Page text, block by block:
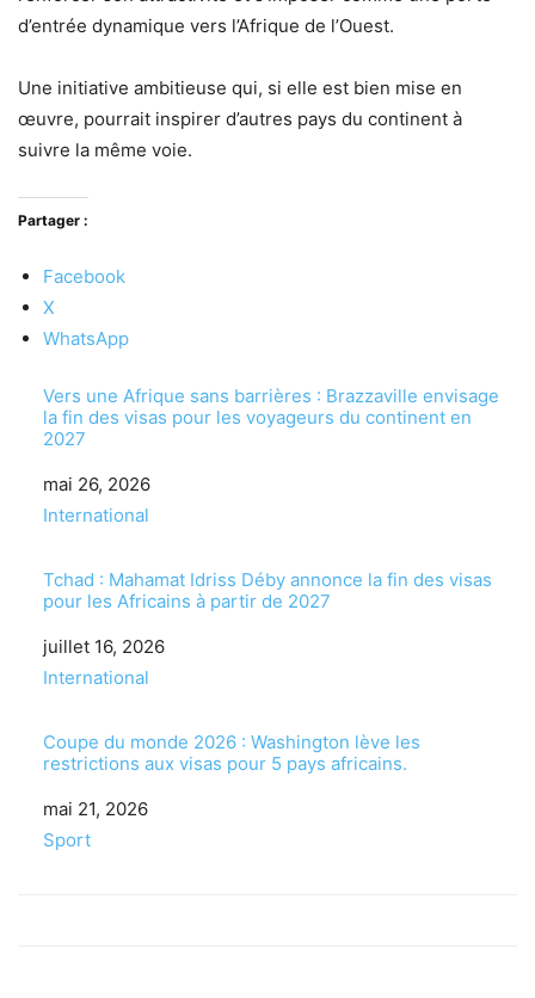
d’entrée dynamique vers l’Afrique de l’Ouest.
Une initiative ambitieuse qui, si elle est bien mise en
œuvre, pourrait inspirer d’autres pays du continent à
suivre la même voie.
Partager :
Facebook
X
WhatsApp
Vers une Afrique sans barrières : Brazzaville envisage
la fin des visas pour les voyageurs du continent en
2027
Date
mai 26, 2026
Par rapport à
International
Tchad : Mahamat Idriss Déby annonce la fin des visas
pour les Africains à partir de 2027
Date
juillet 16, 2026
Par rapport à
International
Coupe du monde 2026 : Washington lève les
restrictions aux visas pour 5 pays africains.
Date
mai 21, 2026
Par rapport à
Sport